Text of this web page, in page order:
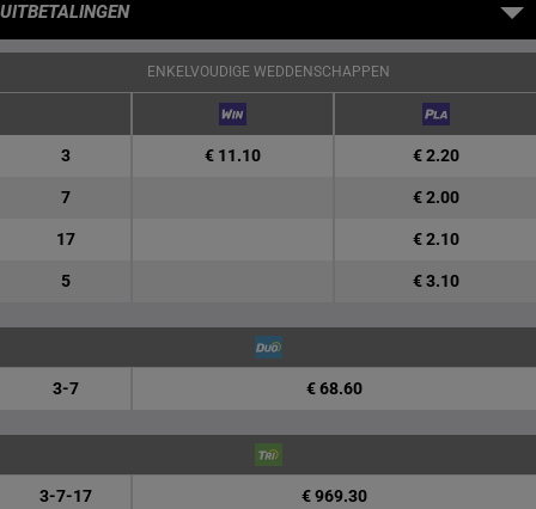
UITBETALINGEN
ENKELVOUDIGE WEDDENSCHAPPEN
3 € 11.10 € 2.20
7 € 2.00
17 € 2.10
5 € 3.10
3-7 € 68.60
3-7-17 € 969.30